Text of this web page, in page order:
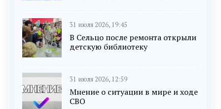
31 июля 2026, 19:45
В Сельцо после ремонта открыли
детскую библиотеку
31 июля 2026, 12:59
Мнение о ситуации в мире и ходе
СВО